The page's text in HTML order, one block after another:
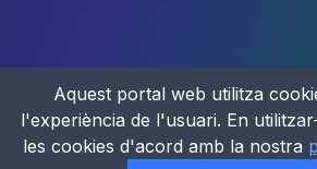
Aquest portal web utilitza
l'experiència de l'usuari. En
les cookies d'acord amb la nostra